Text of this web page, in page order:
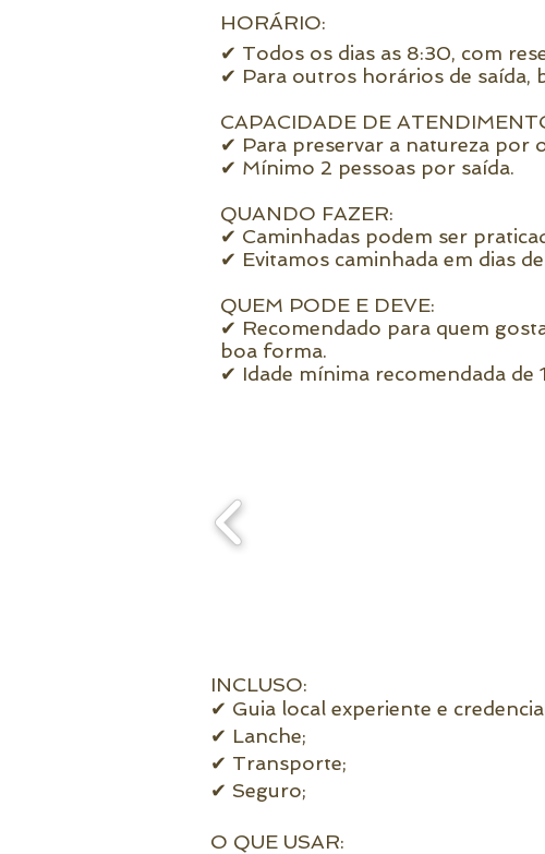
HORÁRIO:
✔ Todos os dias as 8:30, com
✔ Para outros horários de saída,
CAPACIDADE DE
✔ Para preservar a natureza por
✔ Mínimo 2 pessoas por saída.
QUANDO FAZER:
✔ Caminhadas podem ser
✔ Evitamos caminhada em dias
QUEM PODE E DEVE:
✔ Recomendado para quem
boa forma.
✔ Idade mínima recomendada de
INCLUSO:
✔ Guia local experiente e
✔ Lanche;
✔ Transporte;
✔ Seguro;
O QUE USAR: